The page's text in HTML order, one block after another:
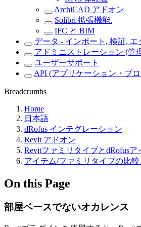
ArchiCAD アドオン
Solibri 拡張機能.
IFC と BIM
データ - インポート, 検証, エ
アドミニストレーション (管
ユーザーサポート
API (アプリケーション・プ
Breadcrumbs
Home
日本語
dRofus インテグレーション
Revit アドオン
RevitファミリタイプとdRofusア
アイテム/ファミリタイプの比
On this Page
部屋ベースでないオカレンス